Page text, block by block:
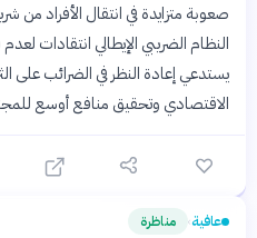
صعوبة متزايدة في انتقال الأفراد من
النظام الضريبي الإيطالي انتقادات
يستدعي إعادة النظر في الضرائب على
الاقتصادي وتحقيق منافع أوسع
عافية› مناظرة